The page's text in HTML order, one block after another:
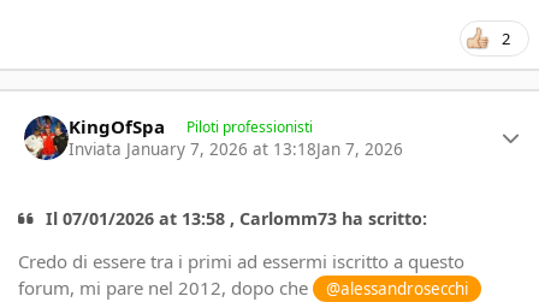
2
KingOfSpa Piloti professionisti
Inviata January 7, 2026 at 13:18Jan 7, 2026
Il 07/01/2026 at 13:58 , Carlomm73 ha scritto:
Credo di essere tra i primi ad essermi iscritto a questo
forum, mi pare nel 2012, dopo che
@alessandrosecchi